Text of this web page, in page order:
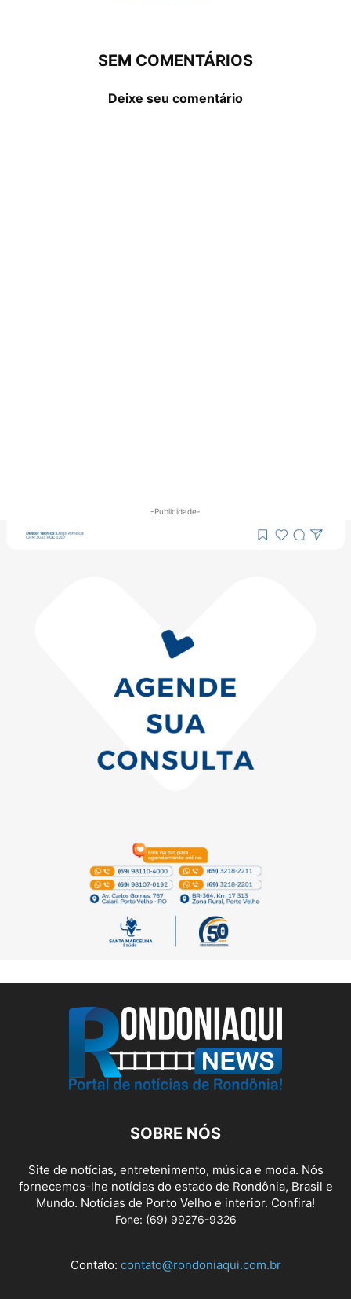
SEM COMENTÁRIOS
Deixe seu comentário
-Publicidade-
SOBRE NÓS
Site de notícias, entretenimento, música e moda. Nós
fornecemos-lhe notícias do estado de Rondônia, Brasil e
Mundo. Notícias de Porto Velho e interior. Confira!
Fone: (69) 99276-9326
Contato: contato@rondoniaqui.com.br